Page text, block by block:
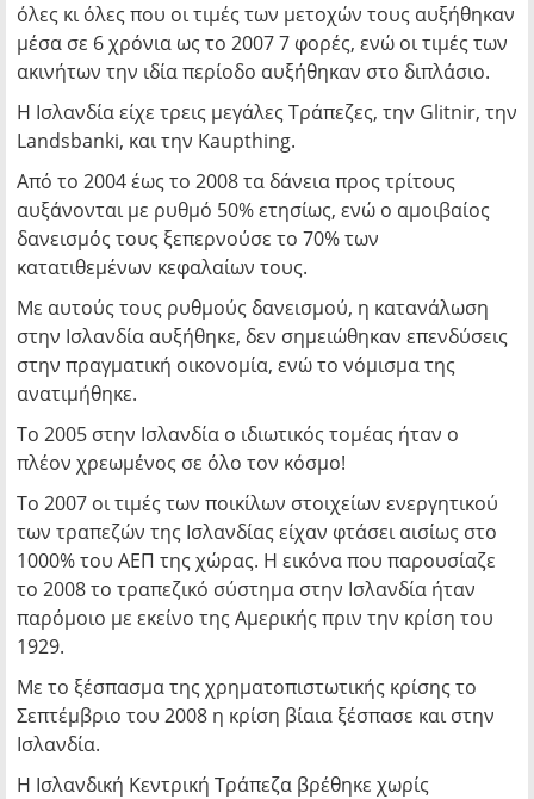
όλες κι όλες που οι τιμές των μετοχών τους αυξήθηκαν
μέσα σε 6 χρόνια ως το 2007 7 φορές, ενώ οι τιμές των
ακινήτων την ιδία περίοδο αυξήθηκαν στο διπλάσιο.
Η Ισλανδία είχε τρεις μεγάλες Τράπεζες, την Glitnir, την
Landsbanki, και την Kaupthing.
Από το 2004 έως το 2008 τα δάνεια προς τρίτους
αυξάνονται με ρυθμό 50% ετησίως, ενώ ο αμοιβαίος
δανεισμός τους ξεπερνούσε το 70% των
κατατιθεμένων κεφαλαίων τους.
Με αυτούς τους ρυθμούς δανεισμού, η κατανάλωση
στην Ισλανδία αυξήθηκε, δεν σημειώθηκαν επενδύσεις
στην πραγματική οικονομία, ενώ το νόμισμα της
ανατιμήθηκε.
Το 2005 στην Ισλανδία ο ιδιωτικός τομέας ήταν ο
πλέον χρεωμένος σε όλο τον κόσμο!
Το 2007 οι τιμές των ποικίλων στοιχείων ενεργητικού
των τραπεζών της Ισλανδίας είχαν φτάσει αισίως στο
1000% του ΑΕΠ της χώρας. Η εικόνα που παρουσίαζε
το 2008 το τραπεζικό σύστημα στην Ισλανδία ήταν
παρόμοιο με εκείνο της Αμερικής πριν την κρίση του
1929.
Με το ξέσπασμα της χρηματοπιστωτικής κρίσης το
Σεπτέμβριο του 2008 η κρίση βίαια ξέσπασε και στην
Ισλανδία.
Η Ισλανδική Κεντρική Τράπεζα βρέθηκε χωρίς